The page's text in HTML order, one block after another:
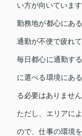
い方が向いています
勤務地が都心にあ
通勤が不便で疲れ
毎日都心に通勤す
に選べる環境にあ
る必要はありません
ただし、エリアに
ので、仕事の環境